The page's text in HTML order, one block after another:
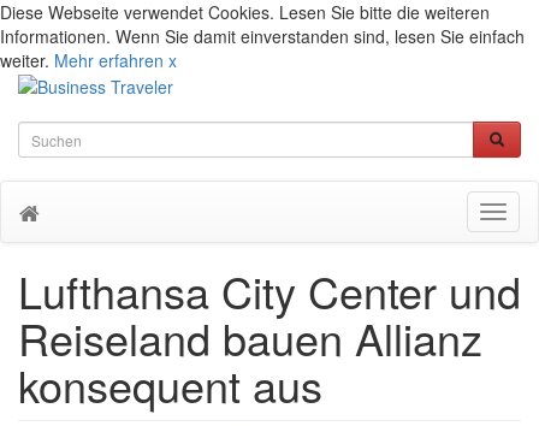
Diese Webseite verwendet Cookies. Lesen Sie bitte die weiteren
Informationen. Wenn Sie damit einverstanden sind, lesen Sie einfach
weiter. Mehr erfahren x
Lufthansa City Center und
Reiseland bauen Allianz
konsequent aus